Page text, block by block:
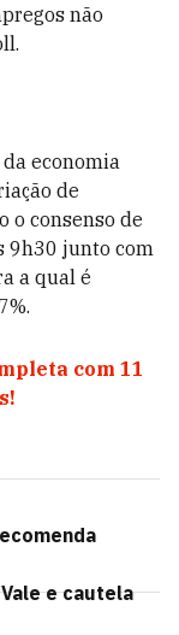
não
economia
de
o consenso de
9h30 junto com
a qual é
com 11
e cautela